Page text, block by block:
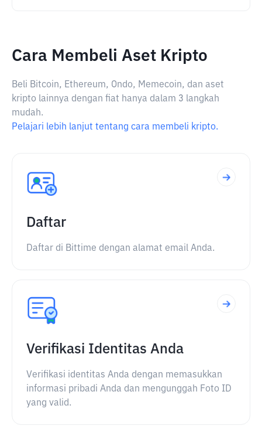
Cara Membeli Aset Kripto
Beli Bitcoin, Ethereum, Ondo, Memecoin, dan aset
kripto lainnya dengan fiat hanya dalam 3 langkah
mudah.
Pelajari lebih lanjut tentang cara membeli kripto.
Daftar
Daftar di Bittime dengan alamat email Anda.
Verifikasi Identitas Anda
Verifikasi identitas Anda dengan memasukkan
informasi pribadi Anda dan mengunggah Foto ID
yang valid.